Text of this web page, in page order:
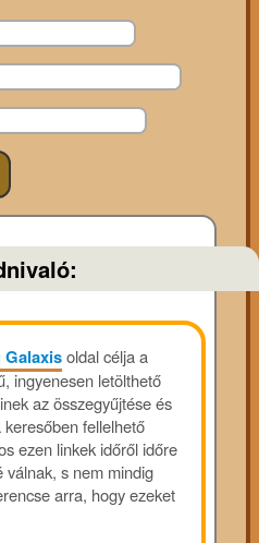
Galaxisoldal célja a
ingyenesen letölthető
az összegyűjtése és
fellelhető
ezen linkek időről időre
válnak, s nem mindig
arra, hogy ezeket